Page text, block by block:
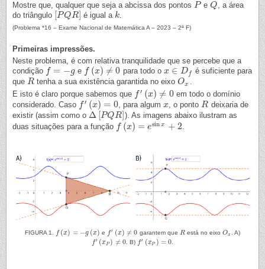
Mostre que, qualquer que seja a abcissa dos pontos P
P eQ
Q , a área
do triângulo [PQR]
PQR] é igual ak
k.
(Problema *16 – Exame Nacional de Matemática A – 2023 – 2ª F)
Primeiras impressões.
Neste problema, é com relativa tranquilidade que se percebe que a
condição f = −g
f= −g e f (x) ≠ 0
f( x)≠0 para todo o x ∈ D f
x∈D f
é suficiente para
que R
R tenha a sua existência garantida no eixoOx
Ox .
E isto é claro porque sabemos que f′ (x) ≠ 0
f′(x )≠0
em todo o domínio
considerado. Caso f′ (x) = 0
f′(x )=0 , para algumx
x, o pontoR
R deixaria de
existir (assim como o Δ [PQR]
Δ[ PQR]
). As imagens abaixo ilustram as
duas situações para a função f (x) = esin x + 2
f( x)=e sin x+2 .
FIGURA 1. f (x) = −g (x)
f(x)= − g(x ) e f′ (x) ≠ 0
f′(x )≠0 garantem que R
Restá no eixo Ox
Ox . A)
f′ (xP ) ≠ 0
f′(x P)≠0 . B) f′ (xP ) = 0
f′(x P)=0 .